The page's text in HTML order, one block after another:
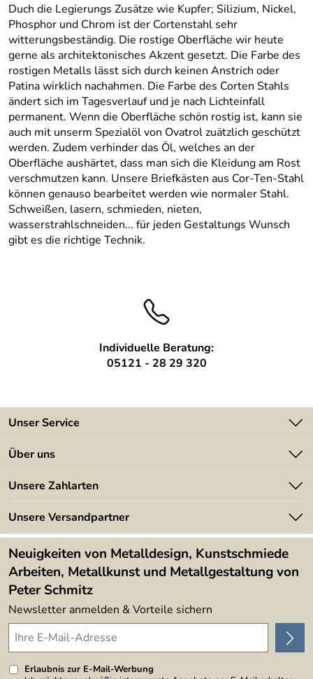
Duch die Legierungs Zusätze wie Kupfer; Silizium, Nickel,
Phosphor und Chrom ist der Cortenstahl sehr
witterungsbeständig. Die rostige Oberfläche wir heute
gerne als architektonisches Akzent gesetzt. Die Farbe des
rostigen Metalls lässt sich durch keinen Anstrich oder
Patina wirklich nachahmen. Die Farbe des Corten Stahls
ändert sich im Tagesverlauf und je nach Lichteinfall
permanent. Wenn die Oberfläche schön rostig ist, kann sie
auch mit unserm Spezialöl von Ovatrol zuätzlich geschützt
werden. Zudem verhinder das Öl, welches an der
Oberfläche aushärtet, dass man sich die Kleidung am Rost
verschmutzen kann. Unsere Briefkästen aus Cor-Ten-Stahl
können genauso bearbeitet werden wie normaler Stahl.
Schweißen, lasern, schmieden, nieten,
wasserstrahlschneiden... für jeden Gestaltungs Wunsch
gibt es die richtige Technik.
Individuelle Beratung:
05121 - 28 29 320
Unser Service
Kontakt
Kundeninformationen
Newsletter
Lieferbedingungen
Über uns
Angebote
Kundenbewertungen (394)
4,9/5
Unsere Zahlarten
Unsere Versandpartner
Neuigkeiten von Metalldesign, Kunstschmiede
Arbeiten, Metallkunst und Metallgestaltung von
Peter Schmitz
Newsletter anmelden & Vorteile sichern
Erlaubnis zur E-Mail-Werbung